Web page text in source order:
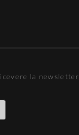
la newsletter